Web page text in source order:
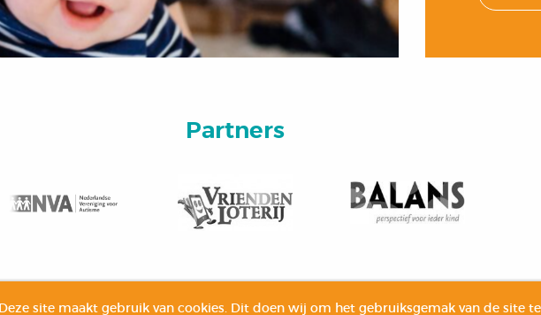
Partners
Privacy verklaring
Contact
ANBI
Webdesign:Simplefly
Deze site maakt gebruik van cookies. Dit doen wij om het gebruiksgemak van de site